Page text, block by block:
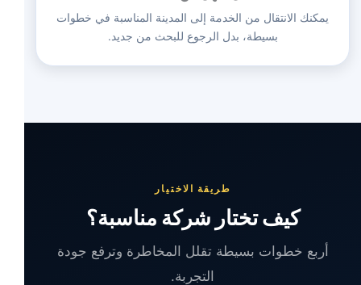
يمكنك الانتقال من الخدمة إلى المدينة المناسبة في خطوات
بسيطة، بدل الرجوع للبحث من جديد.
طريقة الاختيار
كيف تختار شركة مناسبة؟
أربع خطوات بسيطة تقلل المخاطرة وترفع جودة
التجربة.